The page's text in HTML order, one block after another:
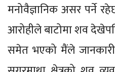
मनोवैज्ञानिक असर पर्ने
आरोहीले बाटोमा शव
समेत भएको मैंले